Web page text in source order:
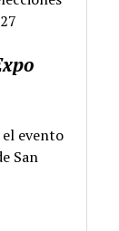
el evento
San